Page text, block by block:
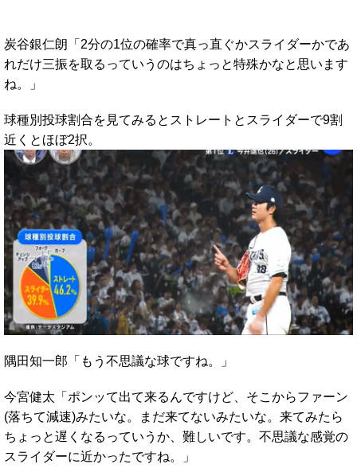
炭谷銀仁朗「2分の1位の確率で真っ直ぐかスライダーかであ
れだけ三振を取るっていうのはちょっと特殊かなと思います
ね。」
球種別投球割合を見てみるとストレートとスライダーで9割
近くとほぼ2択。
隅田知一郎「もう不思議な球ですね。」
今宮健太「ポンッて出て来るんですけど、そこからファーン
(落ちて減速)みたいな。まだ来てないみたいな。来てみたら
ちょっと遅くなるっていうか、難しいです。不思議な感覚の
スライダーに近かったですね。」